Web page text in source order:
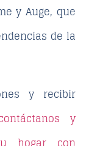
y Auge, que
de la
y recibir
y